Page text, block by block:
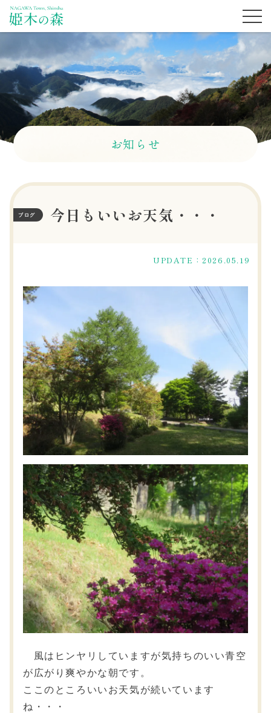
お知らせ
ブログ 今日もいいお天気・・・
UPDATE：2026.05.19
風はヒンヤリしていますが気持ちのいい青空
が広がり爽やかな朝です。
ここのところいいお天気が続いています
ね・・・